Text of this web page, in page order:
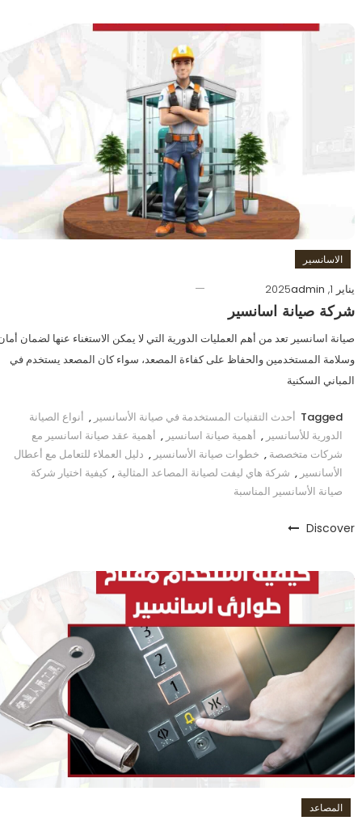
الاسانسير
يناير 1, 2025
admin
شركة صيانة اسانسير
صيانة اسانسير تعد من أهم العمليات الدورية التي لا يمكن الاستغناء عنها لضمان
وسلامة المستخدمين والحفاظ على كفاءة المصعد، سواء كان المصعد يستخدم في
المباني السكنية
Tagged أحدث التقنيات المستخدمة في صيانة الأسانسير , أنواع الصيانة
الدورية للأسانسير , أهمية صيانة اسانسير , أهمية عقد صيانة اسانسير مع
شركات متخصصة , خطوات صيانة الأسانسير , دليل العملاء للتعامل مع أعطال
الأسانسير , شركة هاي ليفت لصيانة المصاعد المثالية , كيفية اختيار شركة
صيانة الأسانسير المناسبة
Discover
المصاعد